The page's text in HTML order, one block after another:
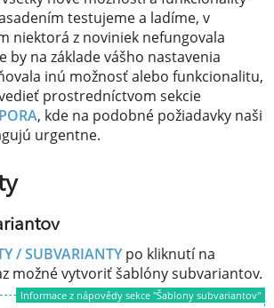
testujeme a ladíme, v
niektorá z noviniek nefungovala
by na základe vášho nastavenia
inú možnosť alebo funkcionalitu,
prostredníctvom sekcie
, kde na podobné požiadavky naši
urgentne.
/ SUBVARIANTYpo kliknutí na
možné vytvoriť šablóny subvariantov.
Informace z nápovědy sekce "Šablony subvariantov"